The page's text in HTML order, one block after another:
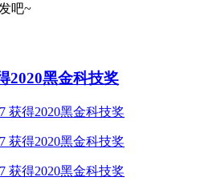
吧~
2020黑金科技奖